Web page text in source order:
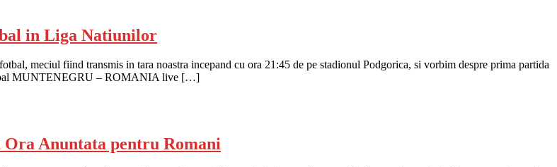
in Liga Natiunilor
meciul fiind transmis in tara noastra incepand cu ora 21:45 de pe stadionul Podgorica, si vorbim despre prima partida
MUNTENEGRU – ROMANIA live […]
Anuntata pentru Romani